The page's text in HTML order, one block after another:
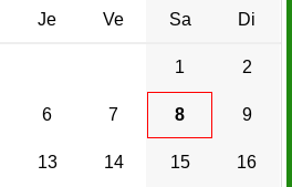
Je Ve Sa Di
1 2
6 7 8 9
13 14 15 16